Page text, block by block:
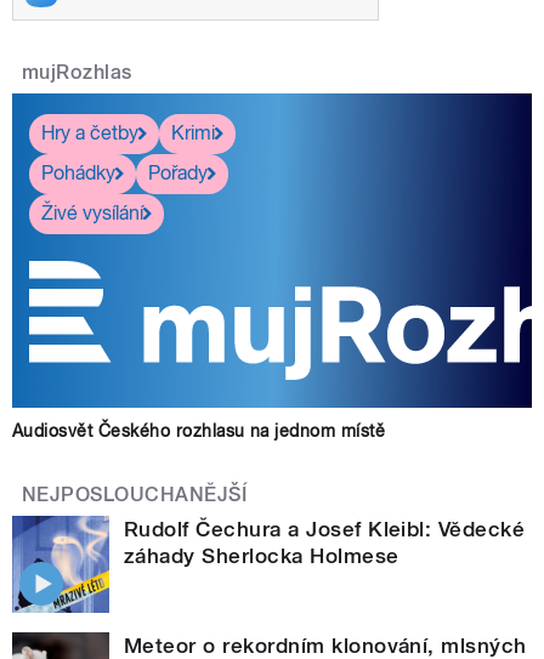
mujRozhlas
Hry a četby
Krimi
Pohádky
Pořady
Živé vysílání
Audiosvět Českého rozhlasu na jednom místě
NEJPOSLOUCHANĚJŠÍ
Rudolf Čechura a Josef Kleibl: Vědecké
záhady Sherlocka Holmese
Meteor o rekordním klonování, mlsných